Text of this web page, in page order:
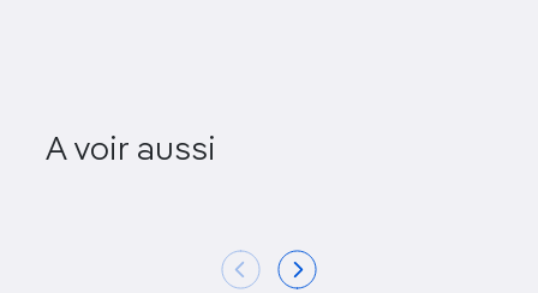
A voir aussi
Plaza de Armas